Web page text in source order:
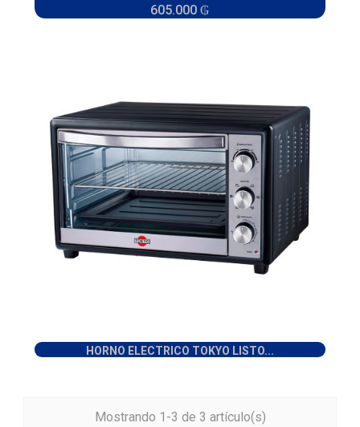
605.000 ₲
HORNO ELECTRICO TOKYO LISTO...
Mostrando 1-3 de 3 artículo(s)